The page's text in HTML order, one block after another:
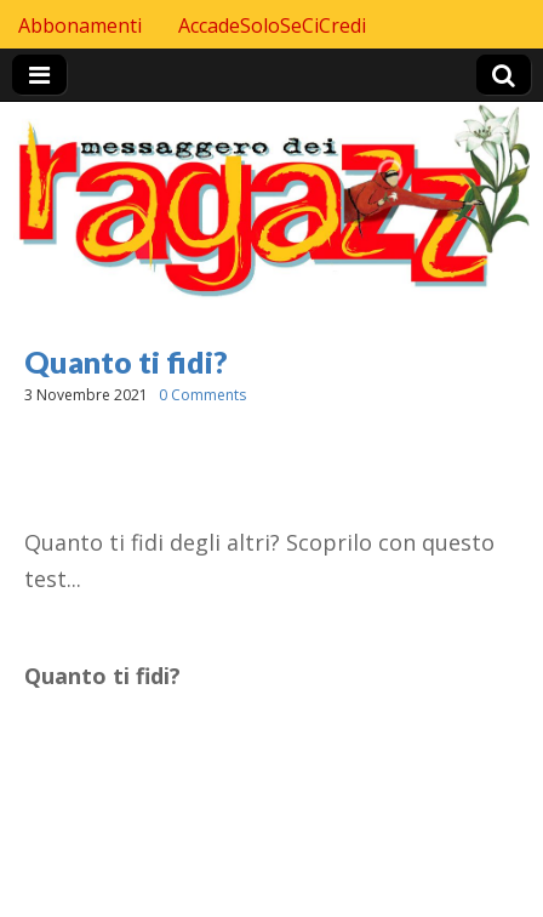
Header Top menu
Skip to content
Abbonamenti AccadeSoloSeCiCredi
Quanto ti fidi?
3 Novembre 2021 0 Comments
Quanto ti fidi degli altri? Scoprilo con questo
test...
Quanto ti fidi?